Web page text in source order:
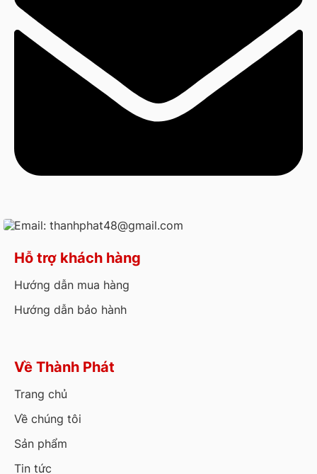
Email: thanhphat48@gmail.com
Hỗ trợ khách hàng
Hướng dẫn mua hàng
Hướng dẫn bảo hành
Về Thành Phát
Trang chủ
Về chúng tôi
Sản phẩm
Tin tức